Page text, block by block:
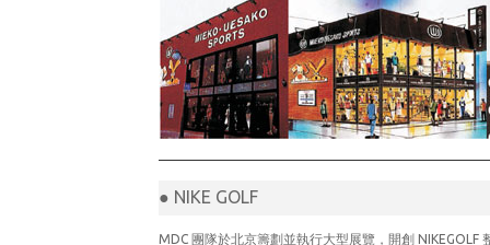
● NIKE GOLF
MDC 團隊於北京籌劃並執行大型展覽，開創 NIKEGOLF